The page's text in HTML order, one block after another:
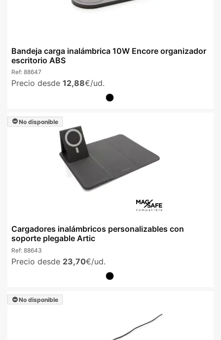
Bandeja carga inalámbrica 10W Encore organizador
escritorio ABS
Ref: 88647
Precio desde 12,88€/ud.
No disponible
Cargadores inalámbricos personalizables con
soporte plegable Artic
Ref: 88643
Precio desde 23,70€/ud.
No disponible